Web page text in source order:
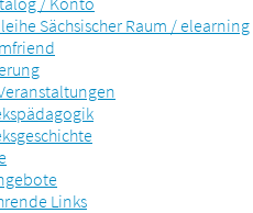
Sächsischer Raum / elearning
Links